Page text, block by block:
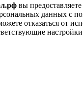
вы предоставляете
данных с
отказаться от
настройки